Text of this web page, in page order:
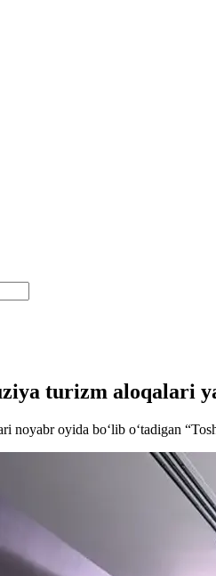
turizm aloqalari
noyabr oyida bo‘lib o‘tadigan